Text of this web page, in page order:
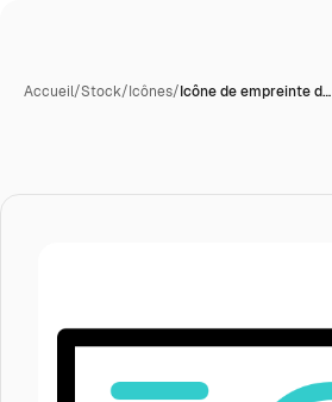
Accueil/Stock/Icônes/Icône de empreinte d…